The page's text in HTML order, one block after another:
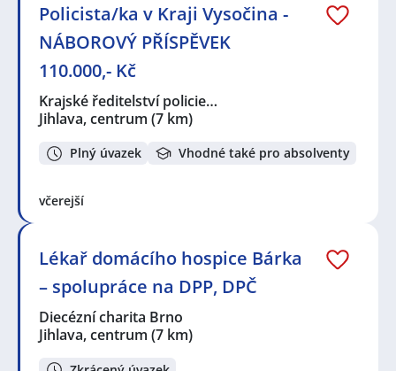
Policista/ka v Kraji Vysočina -
NÁBOROVÝ PŘÍSPĚVEK
110.000,- Kč
Krajské ředitelství policie…
Jihlava, centrum (7 km)
Plný úvazek Vhodné také pro absolventy
včerejší
Lékař domácího hospice Bárka
– spolupráce na DPP, DPČ
Diecézní charita Brno
Jihlava, centrum (7 km)